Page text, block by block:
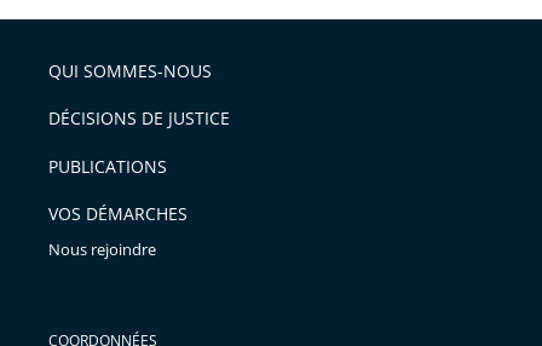
filtres
arriver
après
filtres
arriver
avant
QUI SOMMES-NOUS
DÉCISIONS DE JUSTICE
PUBLICATIONS
VOS DÉMARCHES
Nous rejoindre
COORDONNÉES